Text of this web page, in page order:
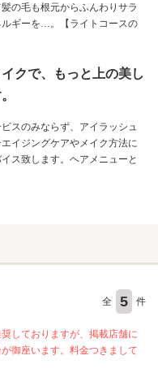
の毛も根元からふんわりサラ
ギーを…。【ライトコースの
クで、もっと上の美し
スのみならず、アイラッシュ
イジングケアやメイク方法に
ス致します。ヘアメニューと
全 5 件
しておりますが、掲載店舗に
御座います。料金つきまして